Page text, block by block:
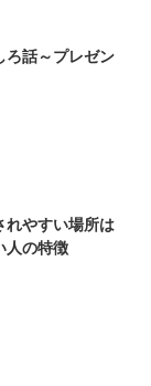
ろ話～プレゼン
れやすい場所は
人の特徴